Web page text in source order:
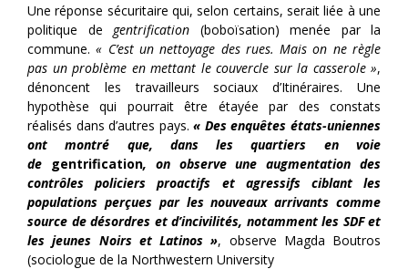
Une réponse sécuritaire qui, selon certains, serait liée à une
politique de gentrification (boboïsation) menée par la
commune.« C’est un nettoyage des rues. Mais on ne règle
pas un problème en mettant le couvercle sur la casserole »,
dénoncent les travailleurs sociaux d’Itinéraires. Une
hypothèse qui pourrait être étayée par des constats
réalisés dans d’autres pays.« Des enquêtes états-uniennes
ont montré que, dans les quartiers en voie
de gentrification, on observe une augmentation des
contrôles policiers proactifs et agressifs ciblant les
populations perçues par les nouveaux arrivants comme
source de désordres et d’incivilités, notamment les SDF et
les jeunes Noirs et Latinos », observe Magda Boutros
(sociologue de la Northwestern University